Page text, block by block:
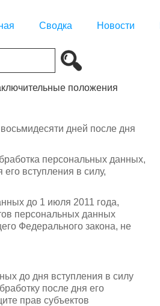
Сводка Новости
положения
дней после дня
персональных данных,
вступления в силу,
до 1 июля 2011 года,
персональных данных
Федерального закона, не
до дня вступления в силу
после дня его
прав субъектов